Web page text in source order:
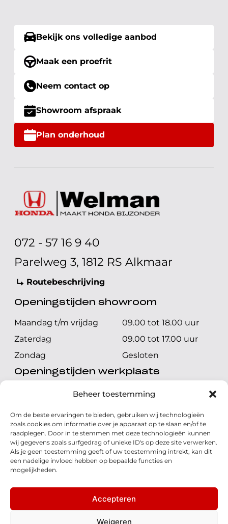
Beheer toestemming
Om de beste ervaringen te bieden, gebruiken wij technologieën
zoals cookies om informatie over je apparaat op te slaan en/of te
raadplegen. Door in te stemmen met deze technologieën kunnen
wij gegevens zoals surfgedrag of unieke ID's op deze site verwerken.
Als je geen toestemming geeft of uw toestemming intrekt, kan dit
een nadelige invloed hebben op bepaalde functies en
mogelijkheden.
Accepteren
Weigeren
Bekijk ons volledige aanbod
Maak een proefrit
Neem contact op
Showroom afspraak
Plan onderhoud
072 - 57 16 9 40
Parelweg 3, 1812 RS Alkmaar
Routebeschrijving
Openingstijden showroom
Maandag t/m vrijdag
09.00 tot 18.00 uur
Zaterdag
09.00 tot 17.00 uur
Zondag
Gesloten
Openingstijden werkplaats
Maandag t/m vrijdag
08.00 tot 17.00 uur
Zondag
Gesloten
Volg ons
© 2026 - Honda Welman